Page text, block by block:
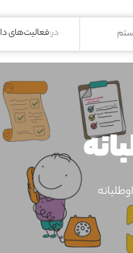
در:فعالیت‌های